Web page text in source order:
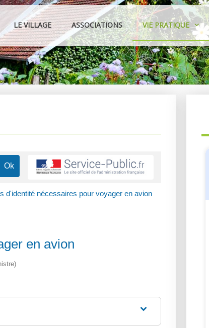
LE VILLAGE ASSOCIATIONS VIE PRATIQUE
d'identité nécessaires pour voyager en avion
en avion